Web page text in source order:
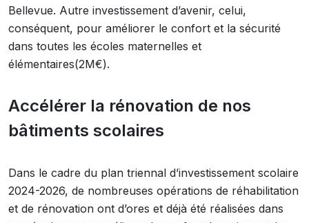
Bellevue. Autre investissement d’avenir, celui,
conséquent, pour améliorer le confort et la sécurité
dans toutes les écoles maternelles et
élémentaires(2M€).
Accélérer la rénovation de nos
bâtiments scolaires
Dans le cadre du plan triennal d’investissement scolaire
2024-2026, de nombreuses opérations de réhabilitation
et de rénovation ont d’ores et déjà été réalisées dans